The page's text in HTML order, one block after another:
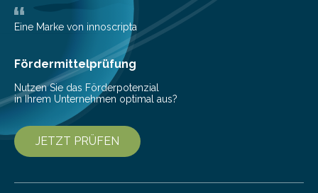
Nuggets” stehen für innovative Lebensmittel, die
Nachhaltigkeit und Genuss vereinen. Sie wurden von
den Studierenden der Lebensmitteltechnologie
Franziska Diebel, Pauline Hoffmann und Yusuf Toprak
entwickelt. Mit nur…
Eine Marke von innoscripta
Fördermittelprüfung
Nutzen Sie das Förderpotenzial
in Ihrem Unternehmen optimal aus?
JETZT PRÜFEN